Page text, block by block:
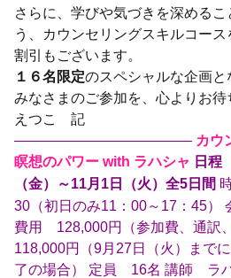
さらに、学びや気づきを深める
う、カウンセリングスキルコー
割引もございます。
１６名限定のスペシャルな企画と
みなさまのご参加を、心よりお待
えつこ 記
————————————– カウ
瞑想のパワー with ラハシャ 日程
（金）～11月1日（火）全5日間
30（初日のみ11：00～17：45
費用 128,000円（参加費、通訳
118,000円（9月27日（火）まで
了の場合） 定員 16名 講師 ラ